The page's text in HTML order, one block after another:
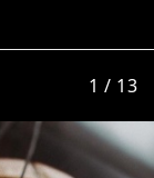
1 / 13